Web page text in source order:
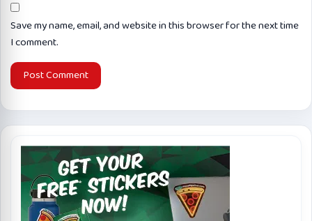
Save my name, email, and website in this browser for the next time
I comment.